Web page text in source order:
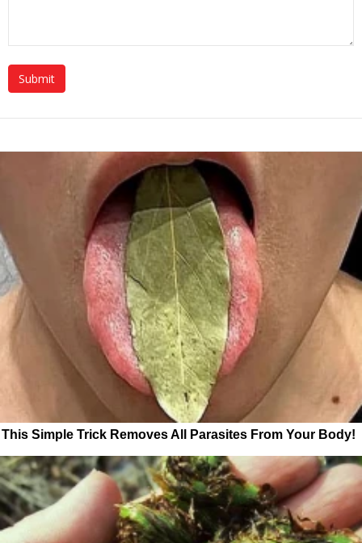
This Simple Trick Removes All Parasites From Your Body!